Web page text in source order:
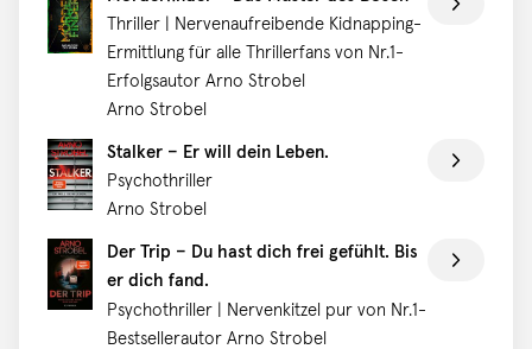
Thriller | Nervenaufreibende Kidnapping-
Ermittlung für alle Thrillerfans von Nr.1-
Erfolgsautor Arno Strobel
Arno Strobel
Stalker – Er will dein Leben.
Psychothriller
Arno Strobel
Der Trip – Du hast dich frei gefühlt. Bis
er dich fand.
Psychothriller | Nervenkitzel pur von Nr.1-
Bestsellerautor Arno Strobel